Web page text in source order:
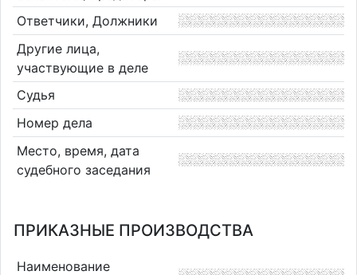
Ответчики, Должники
Другие лица,
участвующие в деле
Судья
Номер дела
Место, время, дата
судебного заседания
ПРИКАЗНЫЕ ПРОИЗВОДСТВА
Наименование